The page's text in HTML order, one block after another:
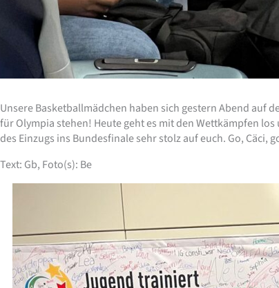
Unsere Basketballmädchen haben sich gestern Abend auf
für Olympia stehen! Heute geht es mit den Wettkämpfen
des Einzugs ins Bundesfinale sehr stolz auf euch. Go, Cäci,
Text: Gb, Foto(s): Be